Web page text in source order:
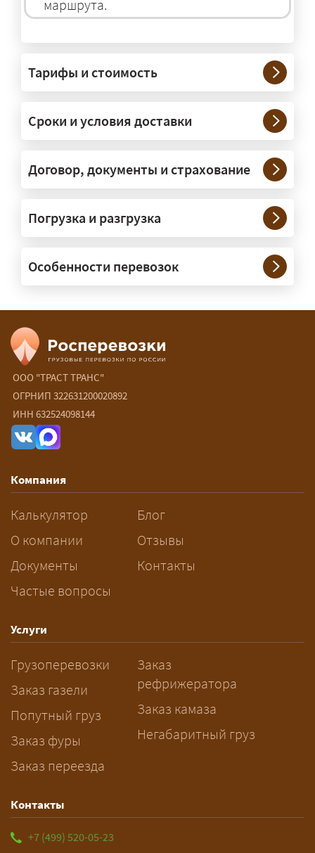
маршрута.
— На тралах и низкорамниках —
платформах, рассчитанных на
крупногабаритную технику и
конструкции. Транспорт подбираем
под конкретные размеры и вес груза.
сопровождение?
организуем. Потребность в машинах
прикрытия зависит от габаритов
груза и маршрута; это определяется
Сколько стоит перевозка
негабарита?
— От 90 ₽/км. Точная стоимость
рассчитывается индивидуально:
влияют габариты и вес груза,
разрешений и машин
сопровождения.
За сколько дней заказывать
перевозку негабарита?
— Заранее: только оформление
рабочих дней. Оставьте заявку
заблаговременно — логист
рассчитает маршрут и запустит
подготовку документов.
Тарифы и стоимость
Сроки и условия доставки
Договор, документы и страхование
Погрузка и разгрузка
Особенности перевозок
ООО "ТРАСТ ТРАНС"
ОГРНИП 322631200020892
ИНН 632524098144
Компания
Калькулятор
О компании
Документы
Частые вопросы
Блог
Отзывы
Контакты
Услуги
Грузоперевозки
Заказ газели
Попутный груз
Заказ фуры
Заказ переезда
Заказ
рефрижератора
Заказ камаза
Негабаритный груз
Контакты
+7 (499) 520-05-23